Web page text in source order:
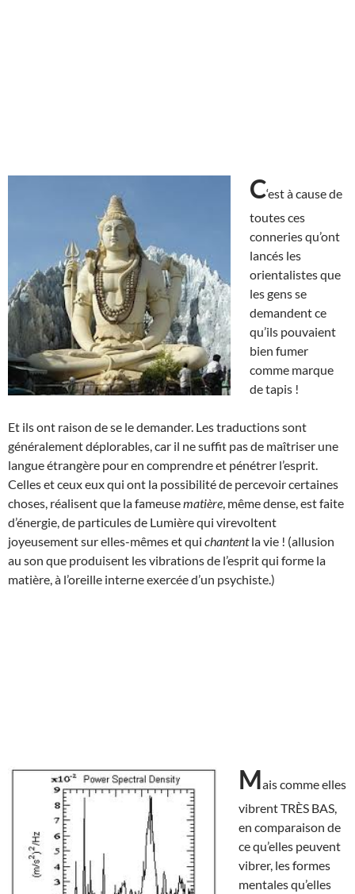
C‘est à cause de
toutes ces
conneries qu’ont
lancés les
orientalistes que
les gens se
demandent ce
qu’ils pouvaient
bien fumer
comme marque
de tapis !
Et ils ont raison de se le demander. Les traductions sont
généralement déplorables, car il ne suffit pas de maîtriser une
langue étrangère pour en comprendre et pénétrer l’esprit.
Celles et ceux eux qui ont la possibilité de percevoir certaines
choses, réalisent que la fameusematière , même dense, est faite
d’énergie, de particules de Lumière qui virevoltent
joyeusement sur elles-mêmes et qui chantentla vie ! (allusion
au son que produisent les vibrations de l’esprit qui forme la
matière, à l’oreille interne exercée d’un psychiste.)
Mais comme elles
vibrent TRÈS BAS,
en comparaison de
ce qu’elles peuvent
vibrer, les formes
mentales qu’elles